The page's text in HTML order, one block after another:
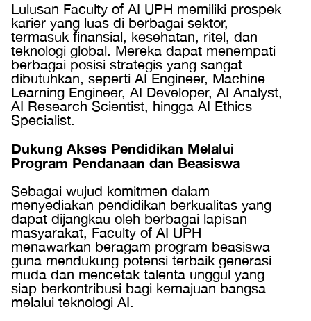
Lulusan Faculty of AI UPH memiliki prospek
karier yang luas di berbagai sektor,
termasuk finansial, kesehatan, ritel, dan
teknologi global. Mereka dapat menempati
berbagai posisi strategis yang sangat
dibutuhkan, seperti AI Engineer, Machine
Learning Engineer, AI Developer, AI Analyst,
AI Research Scientist, hingga AI Ethics
Specialist.
Dukung Akses Pendidikan Melalui
Program Pendanaan dan Beasiswa
Sebagai wujud komitmen dalam
menyediakan pendidikan berkualitas yang
dapat dijangkau oleh berbagai lapisan
masyarakat, Faculty of AI UPH
menawarkan beragam program beasiswa
guna mendukung potensi terbaik generasi
muda dan mencetak talenta unggul yang
siap berkontribusi bagi kemajuan bangsa
melalui teknologi AI.